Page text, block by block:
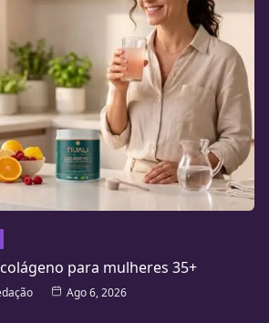
para mulheres 35+
Ago 6, 2026